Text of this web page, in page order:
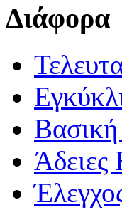
Διάφορα